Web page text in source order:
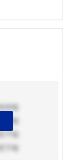
中旬
中旬
下旬
下旬